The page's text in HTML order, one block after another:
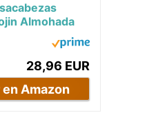
Almohada
Cuero para
28,96 EUR
Amazon